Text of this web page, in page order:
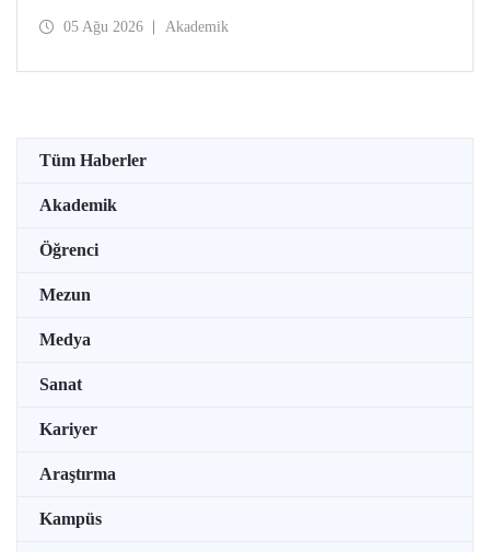
Koşullarına Bağlı Mikrolif Salımı: Aşınma, UV Maruziyeti
05 Ağu 2026 Akademik
Tüm Haberler
Akademik
Öğrenci
Mezun
Medya
Sanat
Kariyer
Araştırma
Kampüs